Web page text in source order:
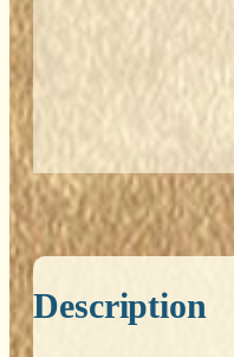
Description